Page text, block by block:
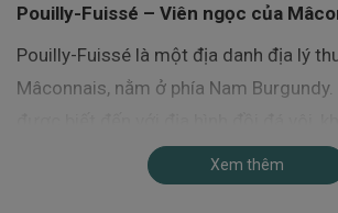
Pouilly-Fuissé – Viên ngọc của
Pouilly-Fuissé là một địa danh địa lý
Mâconnais, nằm ở phía Nam
nặng nế nhưng mát mẻ.Xem thêm